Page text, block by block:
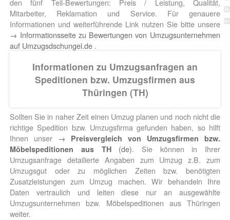
den fünf Teil-Bewertungen: Preis / Leistung, Qualität,
Mitarbeiter, Reklamation und Service. Für genauere
Informationen und weiterführende Link nutzen Sie bitte unsere
→ Informationsseite zu Bewertungen von Umzugsunternehmen
auf Umzugsdschungel.de .
Informationen zu Umzugsanfragen an
Speditionen bzw. Umzugsfirmen aus
Thüringen (TH)
Sollten Sie in naher Zeit einen Umzug planen und noch nicht die
richtige Spedition bzw. Umzugsfirma gefunden haben, so hilft
Ihnen unser → Preisvergleich von Umzugsfirmen bzw.
Möbelspeditionen aus TH(de). Sie können in Ihrer
Umzugsanfrage detailierte Angaben zum Umzug z.B. zum
Umzugsgut oder zu möglichen Zeiten bzw. benötigten
Zusatzleistungen zum Umzug machen. Wir behandeln Ihre
Daten vertraulich und leiten diese nur an ausgewählte
Umzugsunternehmen bzw. Möbelspeditionen aus Thüringen
weiter.